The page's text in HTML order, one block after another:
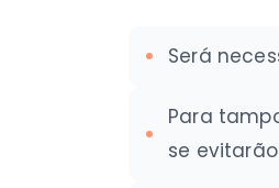
Será
Para
se